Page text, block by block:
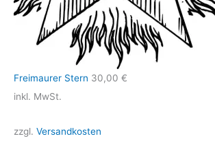
Freimaurer Stern 30,00 €
inkl. MwSt.
zzgl. Versandkosten